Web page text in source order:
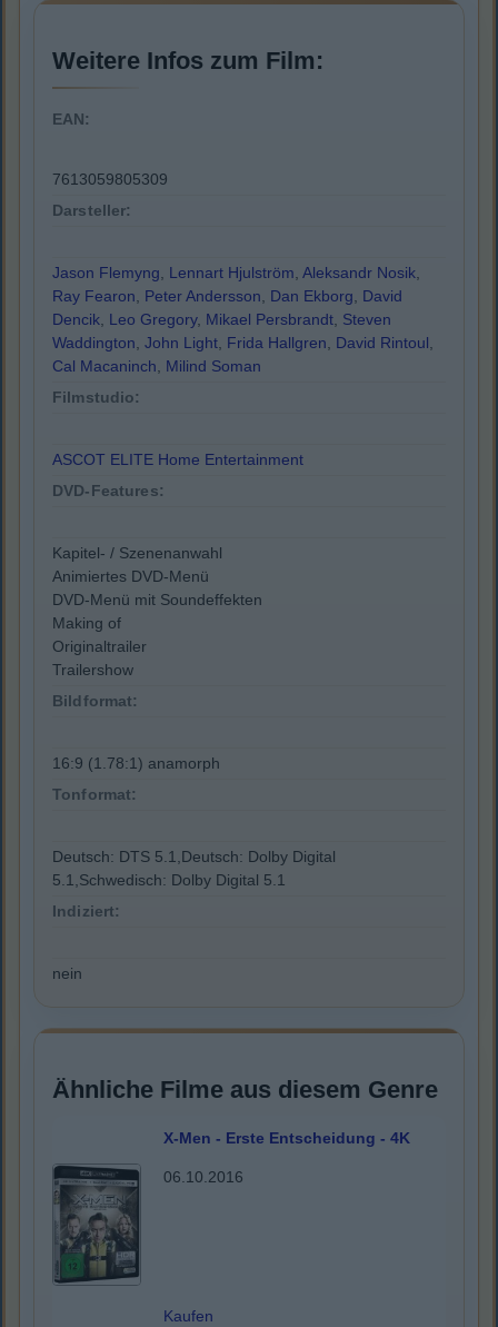
Weitere Infos zum Film:
EAN:
7613059805309
Darsteller:
Jason Flemyng, Lennart Hjulström, Aleksandr Nosik,
Ray Fearon, Peter Andersson, Dan Ekborg, David
Dencik, Leo Gregory, Mikael Persbrandt, Steven
Waddington, John Light, Frida Hallgren, David Rintoul,
Cal Macaninch, Milind Soman
Filmstudio:
ASCOT ELITE Home Entertainment
DVD-Features:
Kapitel- / Szenenanwahl
Animiertes DVD-Menü
DVD-Menü mit Soundeffekten
Making of
Originaltrailer
Trailershow
Bildformat:
16:9 (1.78:1) anamorph
Tonformat:
Deutsch: DTS 5.1,Deutsch: Dolby Digital
5.1,Schwedisch: Dolby Digital 5.1
Indiziert:
nein
Ähnliche Filme aus diesem Genre
X-Men - Erste Entscheidung - 4K
06.10.2016
Kaufen